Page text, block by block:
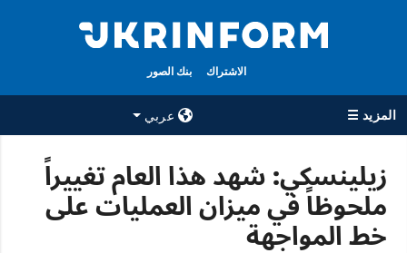
الاشتراك بنك الصور
المزيد ☰
عربي
جميع الأقسام
حرب
الوكالة
زيلينسكي: شهد هذا العام تغييراً
ملحوظاً في ميزان العمليات على
خط المواجهة